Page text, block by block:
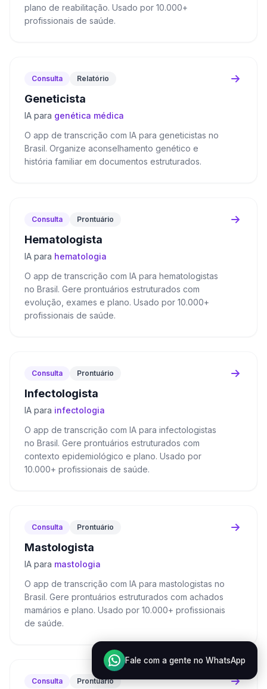
plano de reabilitação. Usado por 10.000+
profissionais de saúde.
Consulta Relatório
Geneticista
IA para genética médica
O app de transcrição com IA para geneticistas no
Brasil. Organize aconselhamento genético e
história familiar em documentos estruturados.
Consulta Prontuário
Hematologista
IA para hematologia
O app de transcrição com IA para hematologistas
no Brasil. Gere prontuários estruturados com
evolução, exames e plano. Usado por 10.000+
profissionais de saúde.
Consulta Prontuário
Infectologista
IA para infectologia
O app de transcrição com IA para infectologistas
no Brasil. Gere prontuários estruturados com
contexto epidemiológico e plano. Usado por
10.000+ profissionais de saúde.
Consulta Prontuário
Mastologista
IA para mastologia
O app de transcrição com IA para mastologistas no
Brasil. Gere prontuários estruturados com achados
mamários e plano. Usado por 10.000+ profissionais
de saúde.
Consulta Prontuário
Fale com a gente no WhatsApp